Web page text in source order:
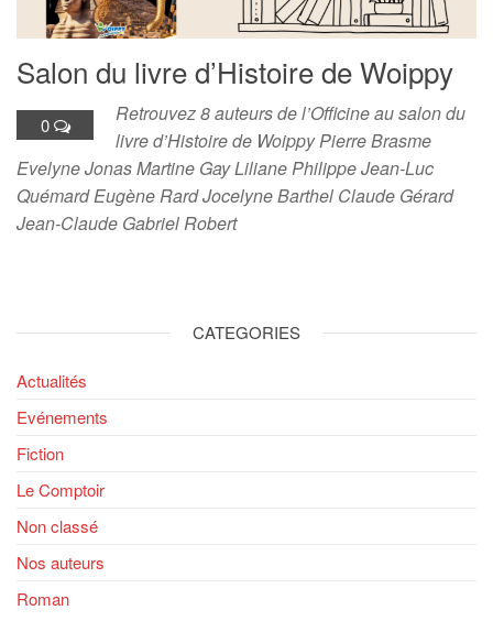
Salon du livre d’Histoire de Woippy
0
Retrouvez 8 auteurs de l’Officine au salon du
livre d’Histoire de Woippy Pierre Brasme
Evelyne Jonas Martine Gay Liliane Philippe Jean-Luc
Quémard Eugène Rard Jocelyne Barthel Claude Gérard
Jean-Claude Gabriel Robert
CATEGORIES
Actualités
Evénements
Fiction
Le Comptoir
Non classé
Nos auteurs
Roman